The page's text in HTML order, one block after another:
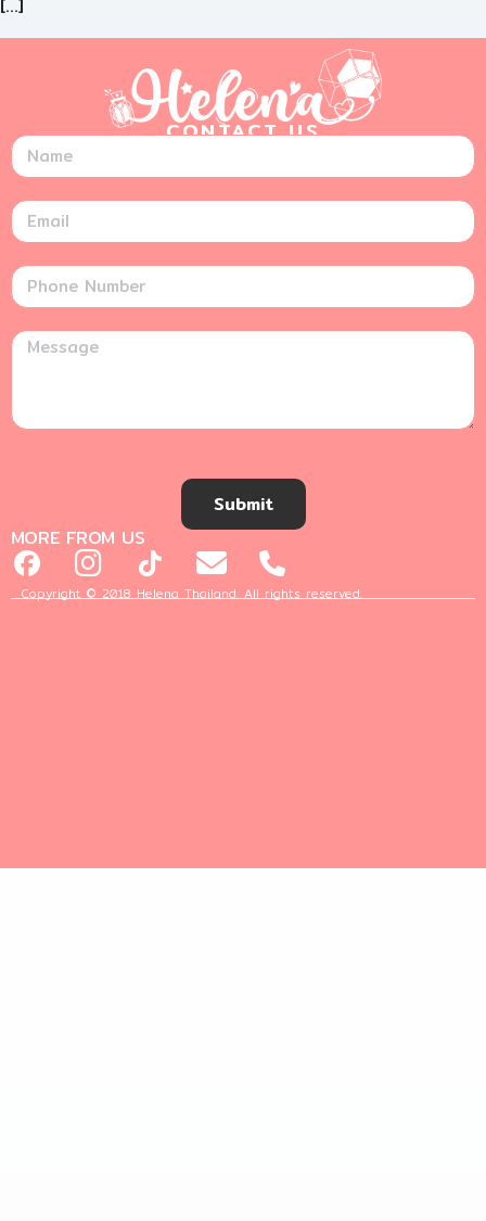
[…]
CONTACT US
Submit
MORE FROM US
Copyright © 2018 Helena Thailand. All rights reserved.